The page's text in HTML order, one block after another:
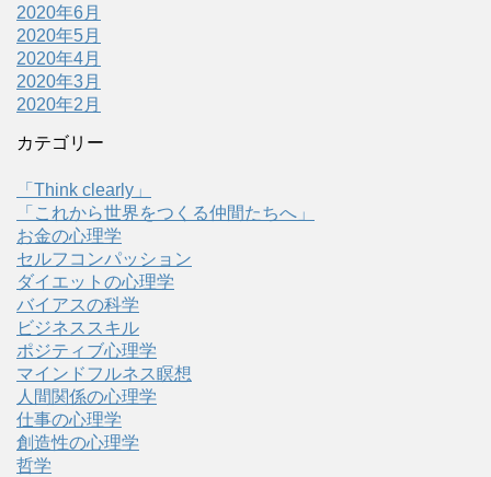
2020年6月
2020年5月
2020年4月
2020年3月
2020年2月
カテゴリー
「Think clearly」
「これから世界をつくる仲間たちへ」
お金の心理学
セルフコンパッション
ダイエットの心理学
バイアスの科学
ビジネススキル
ポジティブ心理学
マインドフルネス瞑想
人間関係の心理学
仕事の心理学
創造性の心理学
哲学